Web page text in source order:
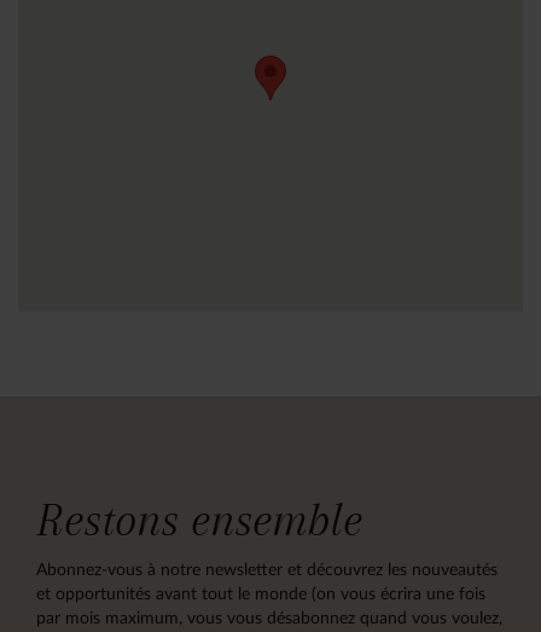
Restons ensemble
Abonnez-vous à notre newsletter et découvrez les nouveautés
et opportunités avant tout le monde (on vous écrira une fois
par mois maximum, vous vous désabonnez quand vous voulez,